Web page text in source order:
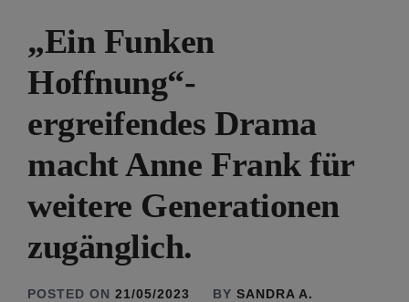
„Ein Funken
Hoffnung“-
ergreifendes Drama
macht Anne Frank für
weitere Generationen
zugänglich.
POSTED ON 21/05/2023 BY SANDRA A.